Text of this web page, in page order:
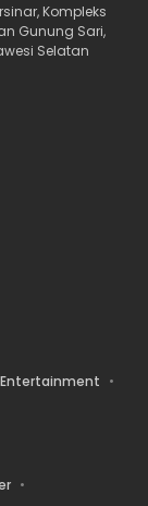
Kompleks
Gunung Sari,
Selatan
Entertainment